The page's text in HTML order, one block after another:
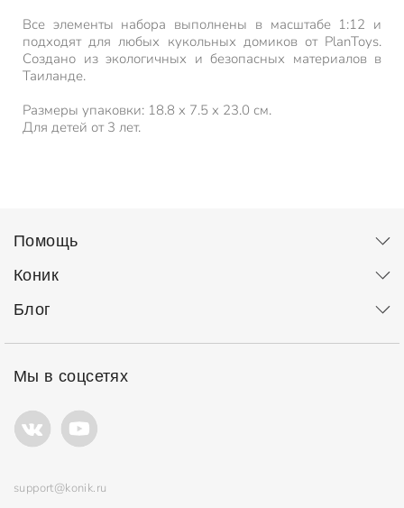
Все элементы набора выполнены в масштабе 1:12 и
подходят для любых кукольных домиков от PlanToys.
Создано из экологичных и безопасных материалов в
Таиланде.
Размеры упаковки: 18.8 x 7.5 x 23.0 см.
Для детей от 3 лет.
Помощь
Коник
Блог
Мы в соцсетях
support@konik.ru